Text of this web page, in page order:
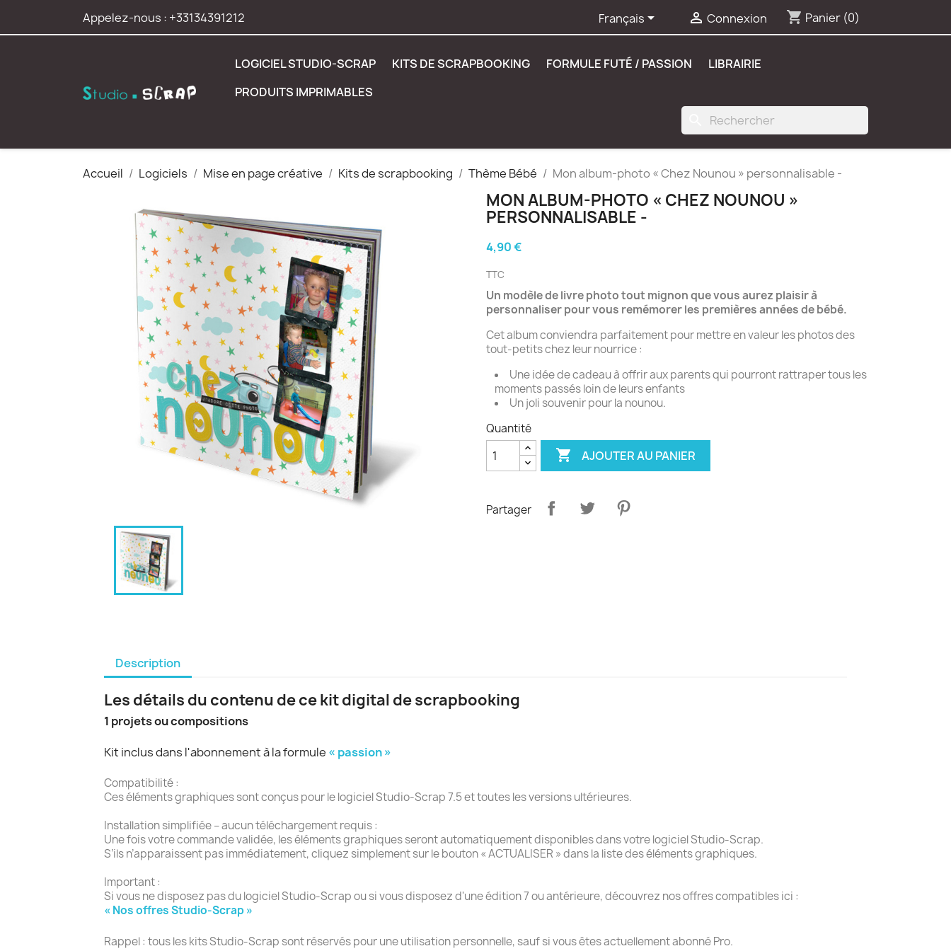
Appelez-nous : +33134391212 Français  Connexion shopping_cart Panier (0)
LOGICIEL STUDIO-SCRAP KITS DE SCRAPBOOKING FORMULE FUTÉ / PASSION
LIBRAIRIE
PRODUITS IMPRIMABLES
Accueil Logiciels Mise en page créative Kits de scrapbooking Thème Bébé Mon album-photo « Chez Nounou » personnalisable -
MON ALBUM-PHOTO « CHEZ NOUNOU »
PERSONNALISABLE -
4,90 €
TTC
Un modèle de livre photo tout mignon que vous aurez plaisir à
personnaliser pour vous remémorer les premières années de bébé.
Cet album conviendra parfaitement pour mettre en valeur les photos des
tout-petits chez leur nourrice :
Une idée de cadeau à offrir aux parents qui pourront rattraper tous les
moments passés loin de leurs enfants
Un joli souvenir pour la nounou.
Quantité
 AJOUTER AU PANIER
Partager
Description
Les détails du contenu de ce kit digital de scrapbooking
1 projets ou compositions
Kit inclus dans l'abonnement à la formule « passion »
Compatibilité :
Ces éléments graphiques sont conçus pour le logiciel Studio-Scrap 7.5 et toutes les versions ultérieures.
Installation simplifiée – aucun téléchargement requis :
Une fois votre commande validée, les éléments graphiques seront automatiquement disponibles dans votre logiciel Studio-Scrap.
S’ils n’apparaissent pas immédiatement, cliquez simplement sur le bouton « ACTUALISER » dans la liste des éléments graphiques.
Important :
Si vous ne disposez pas du logiciel Studio-Scrap ou si vous disposez d'une édition 7 ou antérieure, découvrez nos offres compatibles ici :
« Nos offres Studio-Scrap »
Rappel : tous les kits Studio-Scrap sont réservés pour une utilisation personnelle, sauf si vous êtes actuellement abonné Pro.